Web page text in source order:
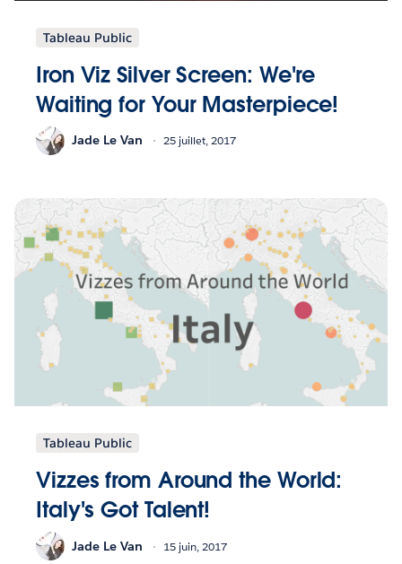
Tableau Public
Iron Viz Silver Screen: We're
Waiting for Your Masterpiece!
Jade Le Van 25 juillet, 2017
Tableau Public
Vizzes from Around the World:
Italy's Got Talent!
Jade Le Van 15 juin, 2017